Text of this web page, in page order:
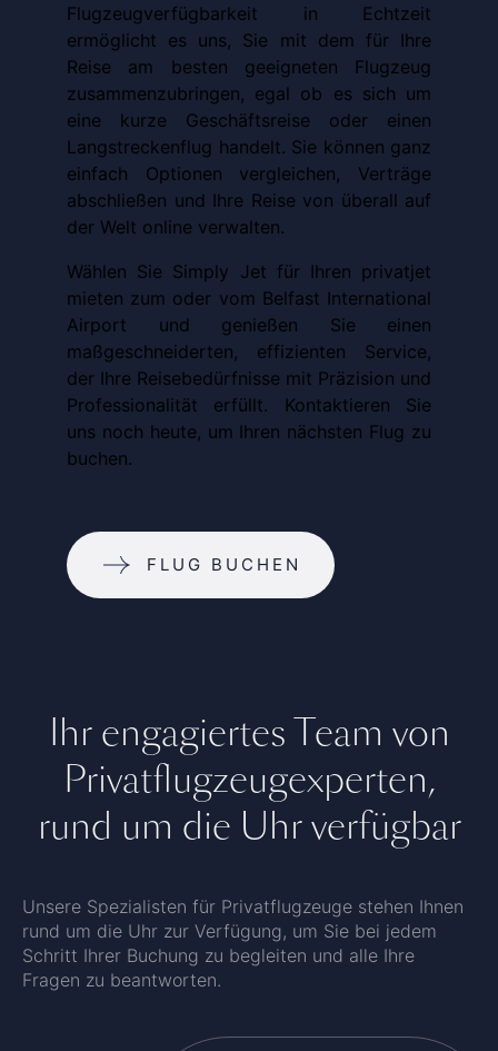
Flugzeugverfügbarkeit in Echtzeit
ermöglicht es uns, Sie mit dem für Ihre
Reise am besten geeigneten Flugzeug
zusammenzubringen, egal ob es sich um
eine kurze Geschäftsreise oder einen
Langstreckenflug handelt. Sie können ganz
einfach Optionen vergleichen, Verträge
abschließen und Ihre Reise von überall auf
der Welt online verwalten.
Wählen Sie Simply Jet für Ihren privatjet
mieten zum oder vom Belfast International
Airport und genießen Sie einen
maßgeschneiderten, effizienten Service,
der Ihre Reisebedürfnisse mit Präzision und
Professionalität erfüllt. Kontaktieren Sie
uns noch heute, um Ihren nächsten Flug zu
buchen.
FLUG BUCHEN
Ihr engagiertes Team von
Privatflugzeugexperten,
rund um die Uhr verfügbar
Unsere Spezialisten für Privatflugzeuge stehen Ihnen
rund um die Uhr zur Verfügung, um Sie bei jedem
Schritt Ihrer Buchung zu begleiten und alle Ihre
Fragen zu beantworten.